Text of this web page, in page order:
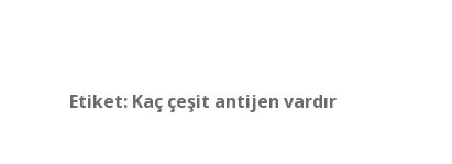
Etiket: Kaç çeşit antijen vardır